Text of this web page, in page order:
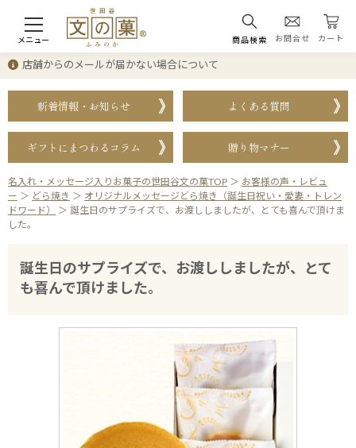
メニュー 商品検索 お問合せ カート
店舗からのメールが届かない場合について
新着情報・お知らせ よくある質問
ギフトにまつわるコラム 贈り物マナー
名入れ・メッセージ入りお菓子の世田谷文の菓TOP ＞ お客様の声・レビュ
ー ＞ どら焼き ＞ オリジナルメッセージどら焼き（誕生日祝い・愛妻・トレン
ドワード）
＞ 誕生日のサプライズで、お渡ししましたが、とても喜んで頂けま
した。
誕生日のサプライズで、お渡ししましたが、とて
も喜んで頂けました。